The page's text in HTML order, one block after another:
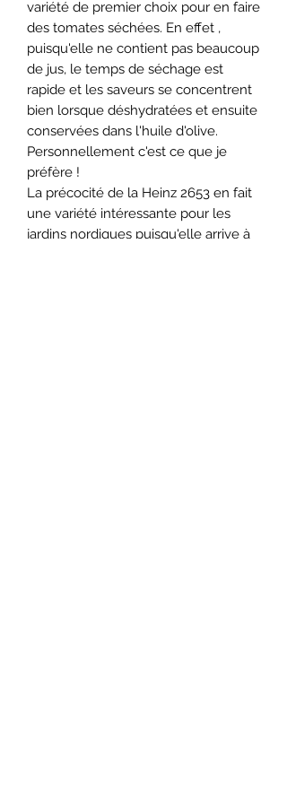
variété de premier choix pour en faire
des tomates séchées. En effet ,
puisqu'elle ne contient pas beaucoup
de jus, le temps de séchage est
rapide et les saveurs se concentrent
bien lorsque déshydratées et ensuite
conservées dans l'huile d'olive.
Personnellement c'est ce que je
préfère !
La précocité de la Heinz 2653 en fait
une variété intéressante pour les
jardins nordiques puisqu'elle arrive à